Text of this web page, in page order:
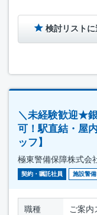
検討リストに
＼未経験歓迎★
可！駅直結・屋
ッフ】
極東警備保障株式会
契約・嘱託社員 施設警備
職種 ご案内